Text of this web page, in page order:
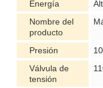
Energía
Nombre del
producto
Presión
Válvula de
tensión